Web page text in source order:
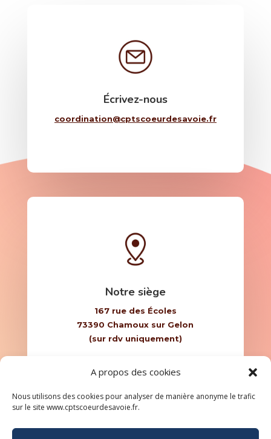
A propos des cookies
Nous utilisons des cookies pour analyser de manière anonyme le trafic
sur le site www.cptscoeurdesavoie.fr.
Écrivez-nous
coordination@cptscoeurdesavoie.fr
Notre siège
167rue des Écoles
73390 Chamoux sur Gelon
(sur rdv uniquement)